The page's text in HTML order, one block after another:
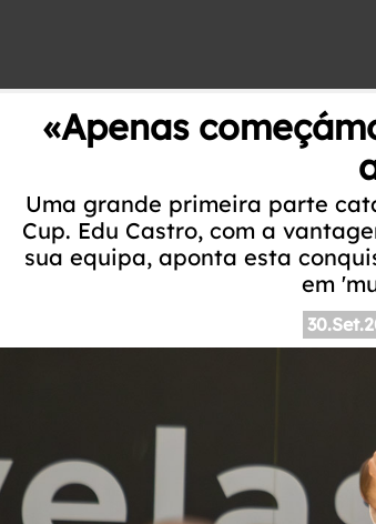
«Apenas
Uma grande primeira parte
Cup. Edu Castro, com a
sua equipa, aponta esta
em